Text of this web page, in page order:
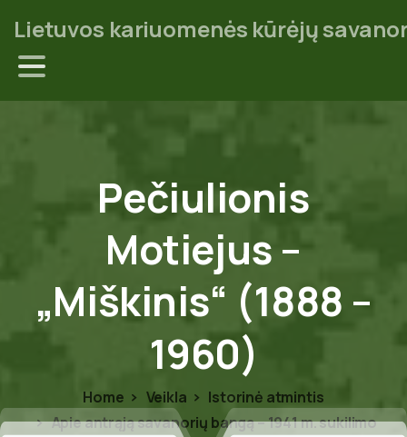
Lietuvos kariuomenės kūrėjų
Pečiulionis
Motiejus –
„Miškinis“ (1888 –
1960)
Home Veikla
Istorinė atmintis
Apie antrąją savanorių bangą – 1941 m. sukilimo